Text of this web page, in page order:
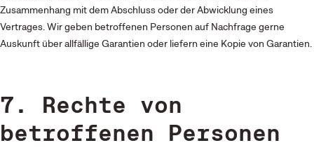
Zusammenhang mit dem Abschluss oder der Abwicklung eines
Vertrages. Wir geben betroffenen Personen auf Nachfrage gerne
Auskunft über allfällige Garantien oder liefern eine Kopie von Garantien.
7. Rechte von
betroffenen Personen